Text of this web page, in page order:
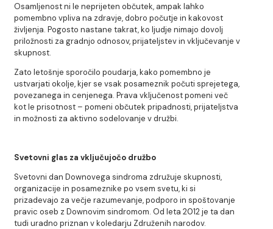
Osamljenost ni le neprijeten občutek, ampak lahko
pomembno vpliva na zdravje, dobro počutje in kakovost
življenja. Pogosto nastane takrat, ko ljudje nimajo dovolj
priložnosti za gradnjo odnosov, prijateljstev in vključevanje v
skupnost.
Zato letošnje sporočilo poudarja, kako pomembno je
ustvarjati okolje, kjer se vsak posameznik počuti sprejetega,
povezanega in cenjenega. Prava vključenost pomeni več
kot le prisotnost – pomeni občutek pripadnosti, prijateljstva
in možnosti za aktivno sodelovanje v družbi.
Svetovni glas za vključujočo družbo
Svetovni dan Downovega sindroma združuje skupnosti,
organizacije in posameznike po vsem svetu, ki si
prizadevajo za večje razumevanje, podporo in spoštovanje
pravic oseb z Downovim sindromom. Od leta 2012 je ta dan
tudi uradno priznan v koledarju Združenih narodov.